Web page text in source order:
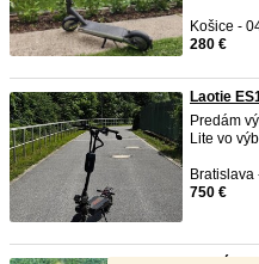
Košice -
280 €
Laotie
Predám
Lite vo
Bratislava
750 €